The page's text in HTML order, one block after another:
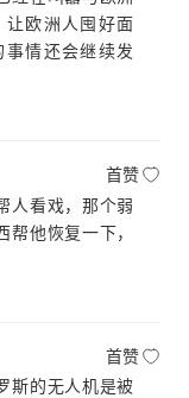
让欧洲人囤好面
情还会继续发
首赞
人看戏，那个弱
他恢复一下，
首赞
斯的无人机是被